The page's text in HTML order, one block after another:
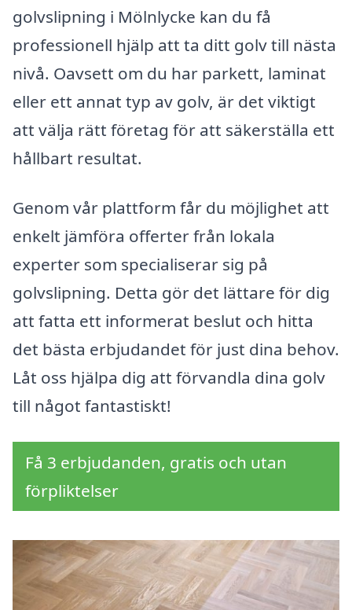
golvslipning i Mölnlycke kan du få
professionell hjälp att ta ditt golv till nästa
nivå. Oavsett om du har parkett, laminat
eller ett annat typ av golv, är det viktigt
att välja rätt företag för att säkerställa ett
hållbart resultat.
Genom vår plattform får du möjlighet att
enkelt jämföra offerter från lokala
experter som specialiserar sig på
golvslipning. Detta gör det lättare för dig
att fatta ett informerat beslut och hitta
det bästa erbjudandet för just dina behov.
Låt oss hjälpa dig att förvandla dina golv
till något fantastiskt!
Få 3 erbjudanden, gratis och utan
förpliktelser